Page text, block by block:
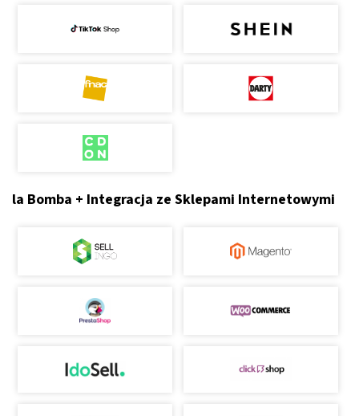
la Bomba + Integracja ze Sklepami Internetowymi